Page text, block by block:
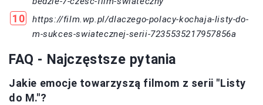
https://film.wp.pl/dlaczego-polacy-kochaja-listy-do-
m-sukces-swiatecznej-serii-7235535217957856a
FAQ - Najczęstsze pytania
Jakie emocje towarzyszą filmom z serii "Listy
do M."?